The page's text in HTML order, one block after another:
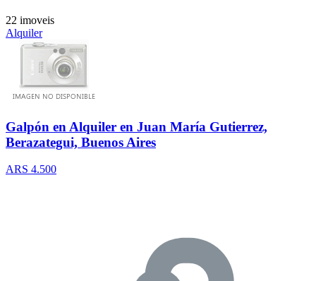
22 imoveis
Alquiler
Galpón en Alquiler en Juan María Gutierrez,
Berazategui, Buenos Aires
ARS 4.500